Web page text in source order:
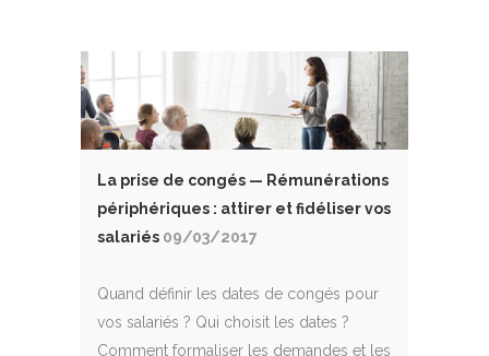
La prise de congés — Rémunérations
périphériques : attirer et fidéliser vos
salariés 09/03/2017
Quand définir les dates de congés pour
vos salariés ? Qui choisit les dates ?
Comment formaliser les demandes et les